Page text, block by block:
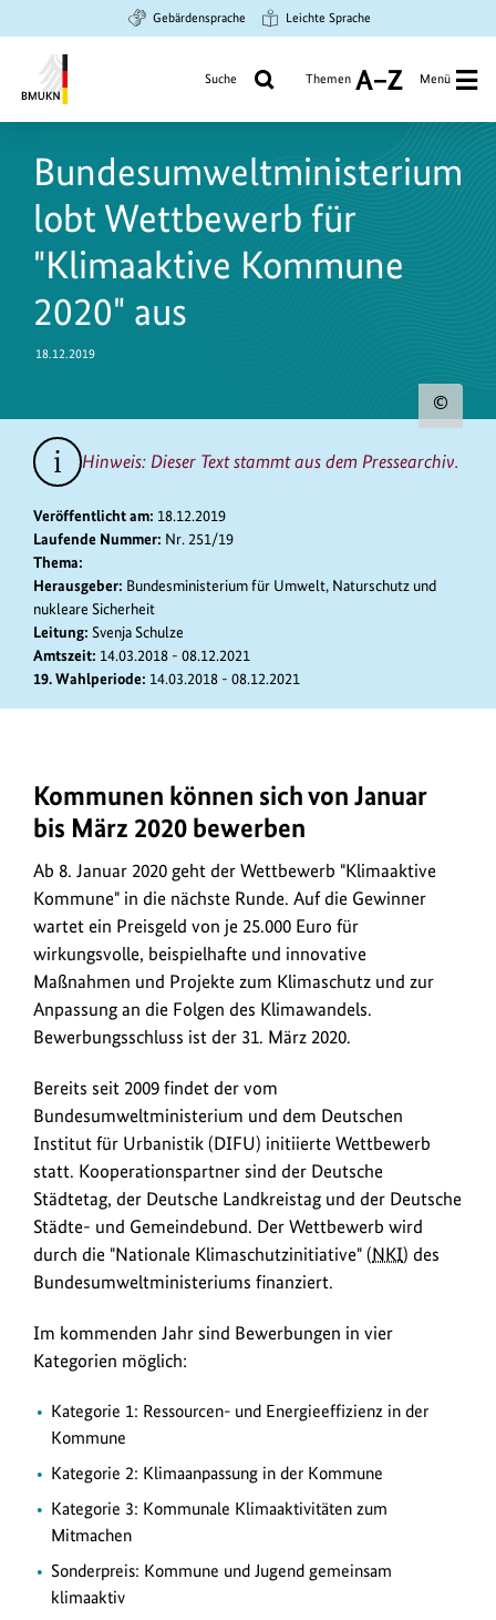
Hauptinhalt
springen
Suche
springen
Hauptnavigation
springen
Gebärdensprache Leichte Sprache
Umwelt,
Naturschutz
und
nukleare
Sicherheit
Suche Themen
A
Z
Menü
Bundesumweltministerium
lobt Wettbewerb für
"Klimaaktive Kommune
2020" aus
18.12.2019
zum
Hinweis: Dieser Text stammt aus dem Pressearchiv.
Veröffentlicht am: 18.12.2019
Laufende Nummer: Nr. 251/19
Thema:
Herausgeber: Bundesministerium für Umwelt, Naturschutz und
nukleare Sicherheit
Leitung: Svenja Schulze
Amtszeit: 14.03.2018 - 08.12.2021
19. Wahlperiode: 14.03.2018 - 08.12.2021
Beim
Wettbewerb
"Klimaaktive
Kommune"
werden
wirkungsvolle,
beispielhafte
und
innovative
Maßnahmen
Projekte
zum
Klimaschutz
und
zur
Anpassung
an
Folgen
des
Klimawandels
gesucht.
Kommunen können sich von Januar
bis März 2020 bewerben
Ab 8. Januar 2020 geht der Wettbewerb "Klimaaktive
Kommune" in die nächste Runde. Auf die Gewinner
wartet ein Preisgeld von je 25.000 Euro für
wirkungsvolle, beispielhafte und innovative
Maßnahmen und Projekte zum Klimaschutz und zur
Anpassung an die Folgen des Klimawandels.
Bewerbungsschluss ist der 31. März 2020.
Bereits seit 2009 findet der vom
Bundesumweltministerium und dem Deutschen
Institut für Urbanistik (DIFU) initiierte Wettbewerb
statt. Kooperationspartner sind der Deutsche
Städtetag, der Deutsche Landkreistag und der Deutsche
Städte- und Gemeindebund. Der Wettbewerb wird
durch die "Nationale Klimaschutzinitiative" (NKI) des
Bundesumweltministeriums finanziert.
Im kommenden Jahr sind Bewerbungen in vier
Kategorien möglich:
Kategorie 1: Ressourcen- und Energieeffizienz in der
Kommune
Kategorie 2: Klimaanpassung in der Kommune
Kategorie 3: Kommunale Klimaaktivitäten zum
Mitmachen
Sonderpreis: Kommune und Jugend gemeinsam
klimaaktiv